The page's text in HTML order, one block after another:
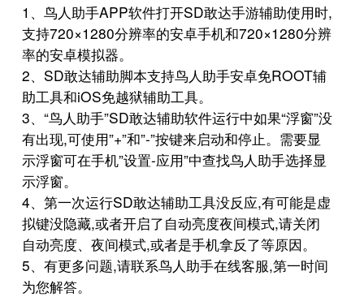
1、鸟人助手APP软件打开SD敢达手游辅助使用时,
支持720×1280分辨率的安卓手机和720×1280分辨
率的安卓模拟器。
2、SD敢达辅助脚本支持鸟人助手安卓免ROOT辅
助工具和iOS免越狱辅助工具。
3、“鸟人助手”SD敢达辅助软件运行中如果“浮窗”没
有出现,可使用”+”和”-”按键来启动和停止。需要显
示浮窗可在手机”设置-应用”中查找鸟人助手选择显
示浮窗。
4、第一次运行SD敢达辅助工具没反应,有可能是虚
拟键没隐藏,或者开启了自动亮度夜间模式,请关闭
自动亮度、夜间模式,或者是手机拿反了等原因。
5、有更多问题,请联系鸟人助手在线客服,第一时间
为您解答。